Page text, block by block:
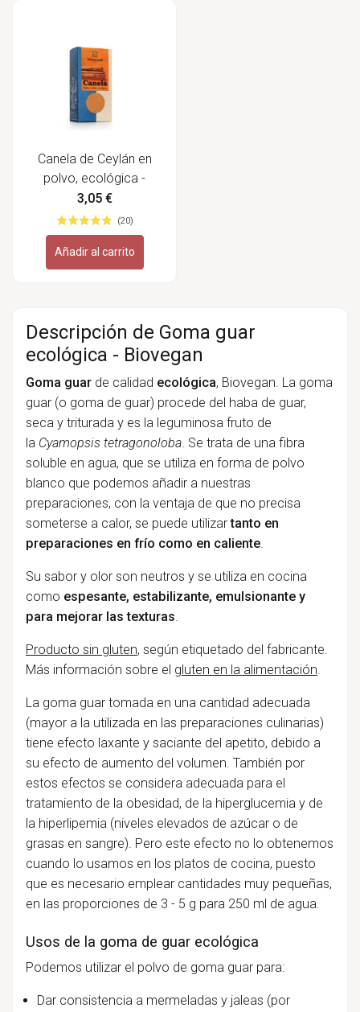
Canela de Ceylán en
polvo, ecológica -
Sonnentor
3,05 €
(20)
Añadir al carrito
Descripción de Goma guar
ecológica - Biovegan
Goma guarde calidad ecológica, Biovegan. La goma
guar (o goma de guar) procede del haba de guar,
seca y triturada y es la leguminosa fruto de
la Cyamopsis tetragonoloba. Se trata de una fibra
soluble en agua, que se utiliza en forma de polvo
blanco que podemos añadir a nuestras
preparaciones, con la ventaja de que no precisa
someterse a calor, se puede utilizartanto en
preparaciones en frío como en caliente.
Su sabor y olor son neutros y se utiliza en cocina
como espesante, estabilizante, emulsionante y
para mejorar las texturas.
Producto sin gluten, según etiquetado del fabricante.
Más información sobre el gluten en la alimentación.
La goma guar tomada en una cantidad adecuada
(mayor a la utilizada en las preparaciones culinarias)
tiene efecto laxante y saciante del apetito, debido a
su efecto de aumento del volumen. También por
estos efectos se considera adecuada para el
tratamiento de la obesidad, de la hiperglucemia y de
la hiperlipemia (niveles elevados de azúcar o de
grasas en sangre). Pero este efecto no lo obtenemos
cuando lo usamos en los platos de cocina, puesto
que es necesario emplear cantidades muy pequeñas,
en las proporciones de 3 - 5 g para 250 ml de agua.
Usos de la goma de guar ecológica
Podemos utilizar el polvo de goma guar para:
Dar consistencia a mermeladas y jaleas (por